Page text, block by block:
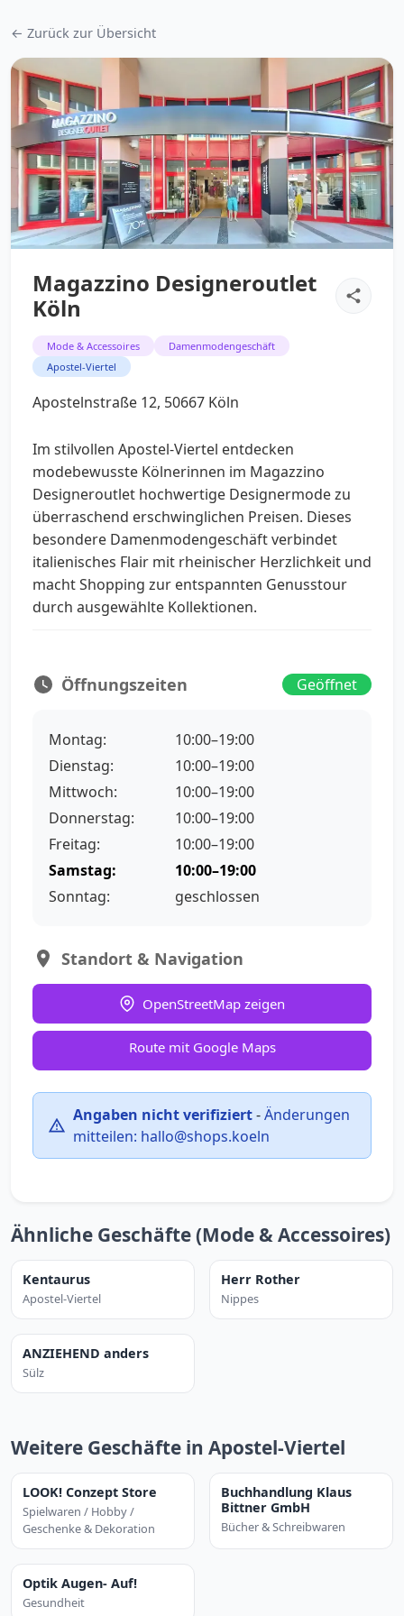
← Zurück zur Übersicht
Magazzino Designeroutlet
Köln
Mode & Accessoires
Damenmodengeschäft
Apostel-Viertel
Apostelnstraße 12, 50667 Köln
Im stilvollen Apostel-Viertel entdecken
modebewusste Kölnerinnen im Magazzino
Designeroutlet hochwertige Designermode zu
überraschend erschwinglichen Preisen. Dieses
besondere Damenmodengeschäft verbindet
italienisches Flair mit rheinischer Herzlichkeit und
macht Shopping zur entspannten Genusstour
durch ausgewählte Kollektionen.
Öffnungszeiten Geöffnet
Montag:
10:00–19:00
Dienstag:
10:00–19:00
Mittwoch:
10:00–19:00
Donnerstag:
10:00–19:00
Freitag:
10:00–19:00
Samstag:
10:00–19:00
Sonntag:
geschlossen
Standort & Navigation
OpenStreetMap zeigen
Route mit Google Maps
Angaben nicht verifiziert-Änderungen
mitteilen: hallo@shops.koeln
Ähnliche Geschäfte (Mode & Accessoires)
Kentaurus
Apostel-Viertel
Herr Rother
Nippes
ANZIEHEND anders
Sülz
Weitere Geschäfte in Apostel-Viertel
LOOK! Conzept Store
Spielwaren / Hobby /
Geschenke & Dekoration
Buchhandlung Klaus
Bittner GmbH
Bücher & Schreibwaren
Optik Augen- Auf!
Gesundheit